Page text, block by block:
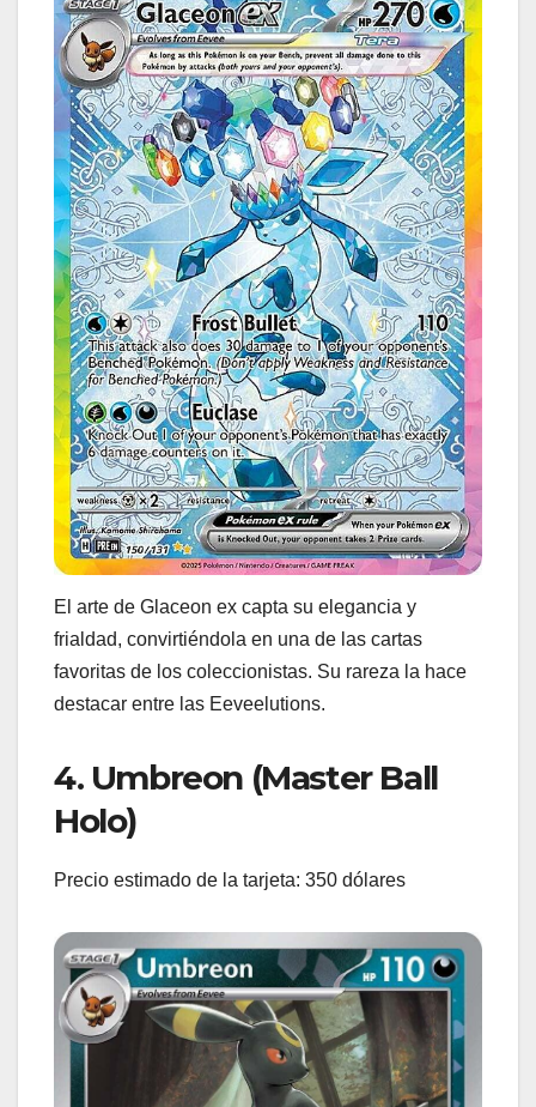
El arte de Glaceon ex capta su elegancia y
frialdad, convirtiéndola en una de las cartas
favoritas de los coleccionistas. Su rareza la hace
destacar entre las Eeveelutions.
4. Umbreon (Master Ball
Holo)
Precio estimado de la tarjeta: 350 dólares